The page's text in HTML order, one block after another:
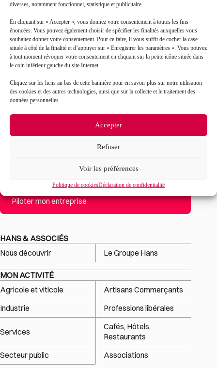
diverses, notamment fonctionnel, statistique et publicitaire.
En cliquant sur « Accepter », vous donnez votre consentement à toutes les fins
énoncées. Vous pouvez également choisir de spécifier les finalités auxquelles vous
souhaitez donner votre consentement. Pour ce faire, il vous suffit de cocher la case
située à côté de la finalité et d’appuyer sur « Enregistrer les paramètres ». Vous pouvez
à tout moment révoquer votre consentement en cliquant sur la petite icône située dans
le coin inférieur gauche du site Internet.
Cliquez sur les liens au bas de cette bannière pour en savoir plus sur notre utilisation
des cookies et des autres technologies, ainsi que sur la collecte et le traitement des
données personnelles.
Accepter
Refuser
Voir les préférences
Politique de cookiesDéclaration de confidentialité
avec la politique de confidentialité du site*
Lapolitique de confidentialitéet lesconditions
d’utilisations’appliquent.
Créer son entreprise
Transmettre son entreprise
Reprendre une entreprise
Piloter mon entreprise
HANS & ASSOCIÉS
Nous découvrir
Le Groupe Hans
MON ACTIVITÉ
Agricole et viticole
Artisans Commerçants
Industrie
Professions libérales
Services
Cafés, Hôtels,
Restaurants
Secteur public
Associations